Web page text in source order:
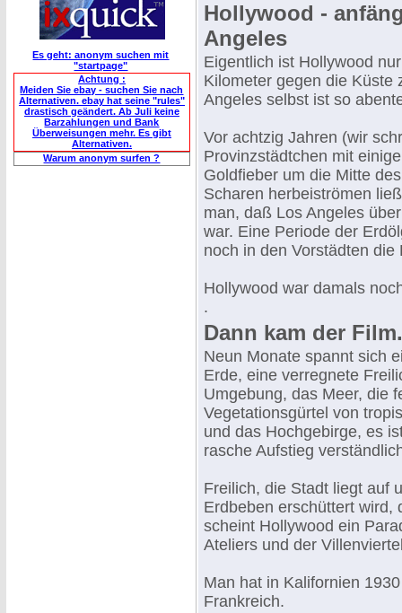
Es geht: anonym suchen mit
"startpage"
Achtung :
Meiden Sie ebay - suchen Sie nach
Alternativen. ebay hat seine "rules"
drastisch geändert. Ab Juli keine
Barzahlungen und Bank
Überweisungen mehr. Es gibt
Alternativen.
Warum anonym surfen ?
Hollywood -
Angeles
Eigentlich ist Hollywood
Kilometer gegen die Küste
Angeles selbst ist so
Vor achtzig Jahren (wir
Provinzstädtchen mit
Goldfieber um die Mitte
Scharen herbeiströmen
man, daß Los Angeles
war. Eine Periode der
noch in den Vorstädten die
Hollywood war damals
.
Dann kam der Film.
Neun Monate spannt sich
Erde, eine verregnete
Umgebung, das Meer, die
Vegetationsgürtel von
und das Hochgebirge, es
rasche Aufstieg
Freilich, die Stadt liegt auf
Erdbeben erschüttert wird,
scheint Hollywood ein
Ateliers und der
Man hat in Kalifornien
Frankreich.